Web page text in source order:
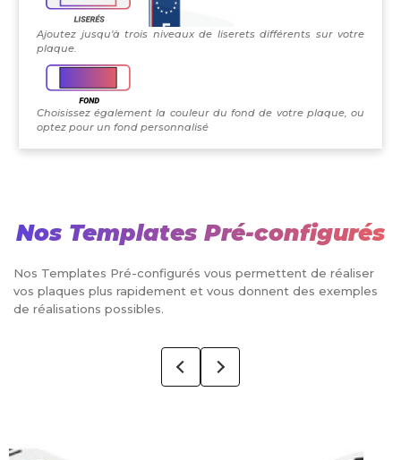
Ajoutez jusqu'à trois niveaux de liserets différents sur votre
plaque.
Choisissez également la couleur du fond de votre plaque, ou
optez pour un fond personnalisé
Nos Templates Pré-configurés
Nos Templates Pré-configurés vous permettent de réaliser
vos plaques plus rapidement et vous donnent des exemples
de réalisations possibles.